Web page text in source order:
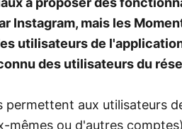
à proposer des
Instagram, mais les
utilisateurs de
des utilisateurs du
permettent aux utilisateurs